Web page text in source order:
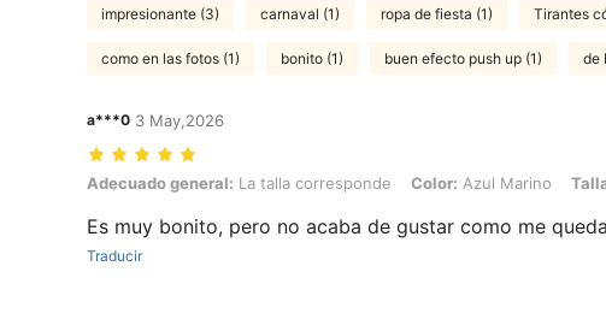
impresionante (3) carnaval (1) ropa de fiesta (1) Tirantes
como en las fotos (1) bonito (1) buen efecto push up (1) de
a***0 3 May,2026
Adecuado general: La talla corresponde, Color: Azul Marino, Talla: 1XL
Adecuado general: La talla corresponde Color: Azul Marino
Es muy bonito, pero no acaba de gustar como me
Traducir